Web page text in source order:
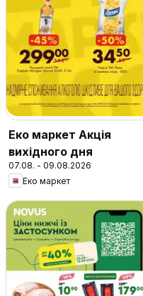
Еко маркет Акція
вихідного дня
07.08. - 09.08.2026
Еко маркет